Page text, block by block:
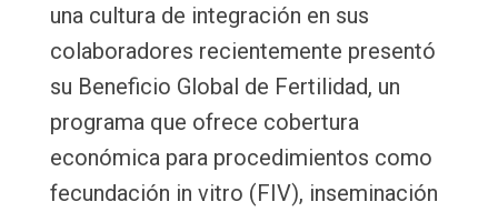
una cultura de integración en sus
colaboradores recientemente presentó
su Beneficio Global de Fertilidad, un
programa que ofrece cobertura
económica para procedimientos como
fecundación in vitro (FIV), inseminación